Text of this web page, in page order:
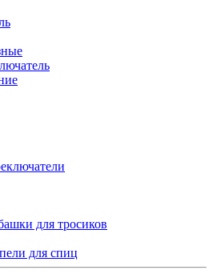
для тросиков
для спиц